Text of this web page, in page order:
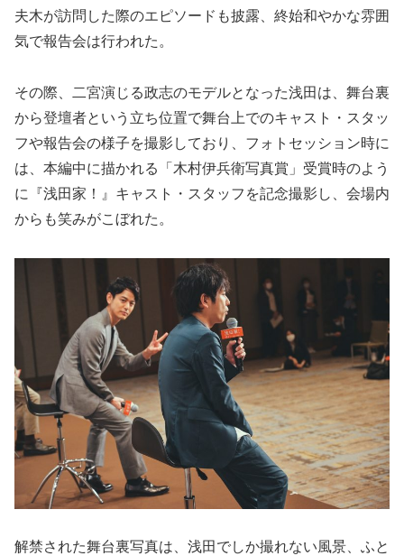
夫木が訪問した際のエピソードも披露、終始和やかな雰囲
気で報告会は行われた。
その際、二宮演じる政志のモデルとなった浅田は、舞台裏
から登壇者という立ち位置で舞台上でのキャスト・スタッ
フや報告会の様子を撮影しており、フォトセッション時に
は、本編中に描かれる「木村伊兵衛写真賞」受賞時のよう
に『浅田家！』キャスト・スタッフを記念撮影し、会場内
からも笑みがこぼれた。
解禁された舞台裏写真は、浅田でしか撮れない風景、ふと